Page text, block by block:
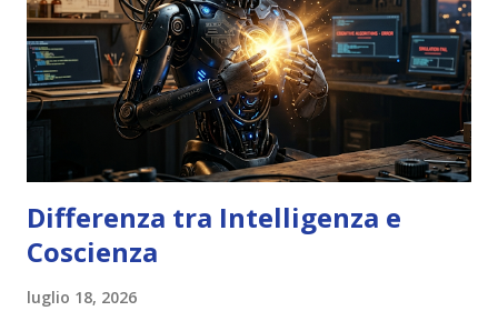
Differenza tra Intelligenza e
Coscienza
luglio 18, 2026